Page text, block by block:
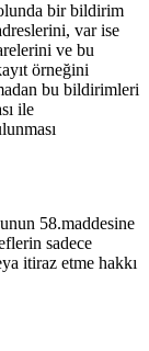
bir bildirim
var ise
ve bu
örneğini
bu bildirimleri
ile
58.maddesine
sadece
itiraz etme hakkı